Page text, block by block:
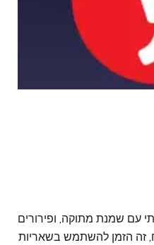
עם שמנת מתוקה, ופירורים
זה הזמן להשתמש בשאריות